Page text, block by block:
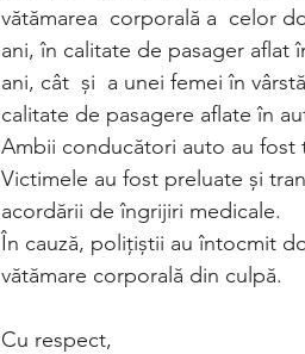
vătămarea  corporală a  celor
ani, în calitate de pasager aflat
ani, cât  și  a unei femei în
calitate de pasagere aflate în
Ambii conducători auto au fost
Victimele au fost preluate și
acordării de îngrijiri medicale.
În cauză, polițiștii au întocmit
vătămare corporală din culpă.
Cu respect,